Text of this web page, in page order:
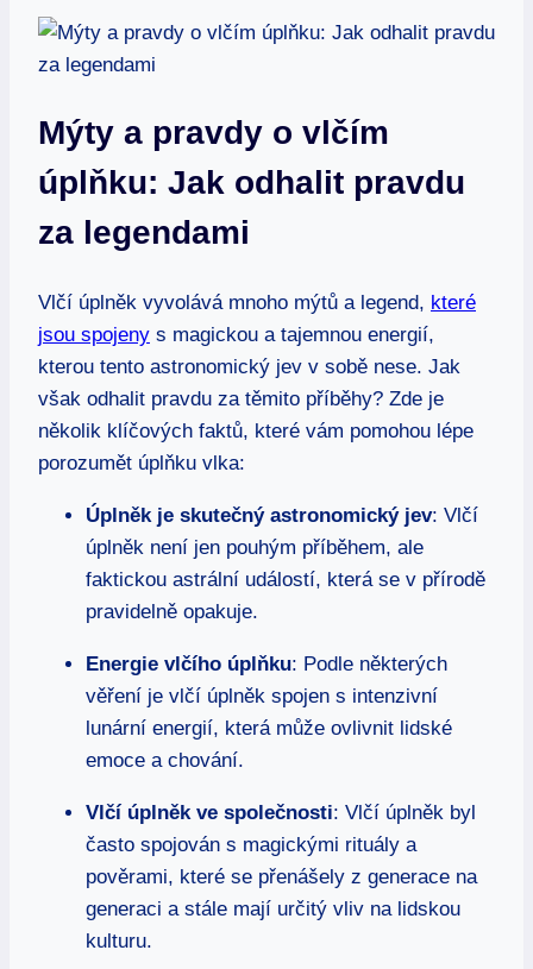
Mýty a pravdy o vlčím
úplňku: Jak odhalit pravdu
za legendami
Vlčí úplněk vyvolává mnoho mýtů a legend, které
jsou spojeny s magickou a tajemnou energií,
kterou tento astronomický jev v sobě nese. Jak
však odhalit pravdu za těmito příběhy? Zde je
několik klíčových faktů, které vám pomohou lépe
porozumět úplňku vlka:
Úplněk je skutečný astronomický jev: Vlčí
úplněk není jen pouhým příběhem, ale
faktickou astrální událostí, která se v přírodě
pravidelně opakuje.
Energie vlčího úplňku: Podle některých
věření je vlčí úplněk spojen s intenzivní
lunární energií, která může ovlivnit lidské
emoce a chování.
Vlčí úplněk ve společnosti: Vlčí úplněk byl
často spojován s magickými rituály a
pověrami, které se přenášely z generace na
generaci a stále mají určitý vliv na lidskou
kulturu.